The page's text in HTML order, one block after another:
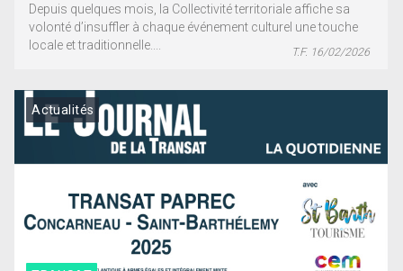
Depuis quelques mois, la Collectivité territoriale affiche sa
volonté d’insuffler à chaque événement culturel une touche
locale et traditionnelle....
T.F. 16/02/2026
Actualités